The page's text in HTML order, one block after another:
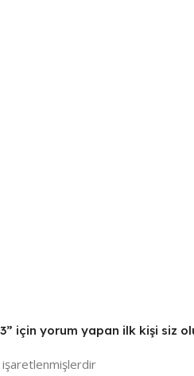
için yorum yapan ilk kişi siz
işaretlenmişlerdir